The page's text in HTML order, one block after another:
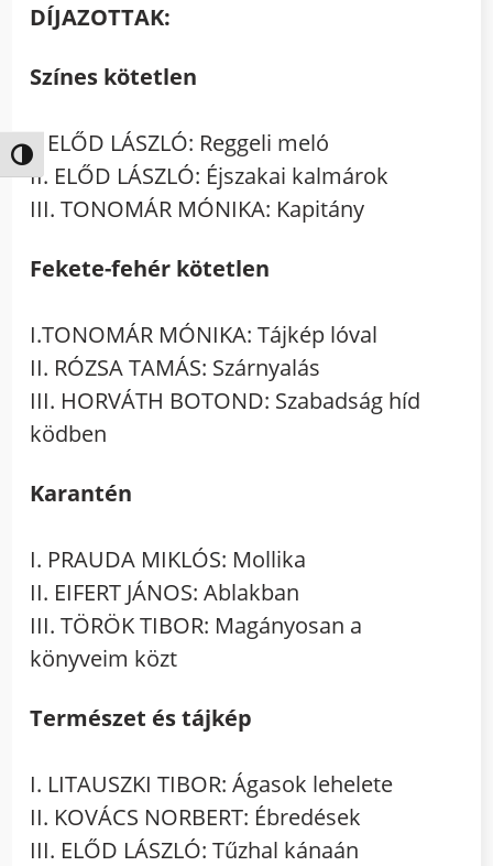
Nagy kontraszt váltása
DÍJAZOTTAK:
Színes kötetlen
I. ELŐD LÁSZLÓ: Reggeli meló
II. ELŐD LÁSZLÓ: Éjszakai kalmárok
III. TONOMÁR MÓNIKA: Kapitány
Fekete-fehér kötetlen
I.TONOMÁR MÓNIKA: Tájkép lóval
II. RÓZSA TAMÁS: Szárnyalás
III. HORVÁTH BOTOND: Szabadság híd
ködben
Karantén
I. PRAUDA MIKLÓS: Mollika
II. EIFERT JÁNOS: Ablakban
III. TÖRÖK TIBOR: Magányosan a
könyveim közt
Természet és tájkép
I. LITAUSZKI TIBOR: Ágasok lehelete
II. KOVÁCS NORBERT: Ébredések
III. ELŐD LÁSZLÓ: Tűzhal kánaán